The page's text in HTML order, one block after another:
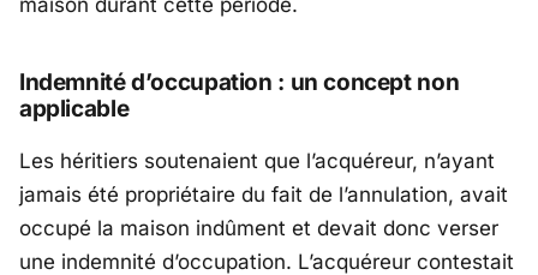
maison durant cette période.
Indemnité d’occupation : un concept non
applicable
Les héritiers soutenaient que l’acquéreur, n’ayant
jamais été propriétaire du fait de l’annulation, avait
occupé la maison indûment et devait donc verser
une indemnité d’occupation. L’acquéreur contestait